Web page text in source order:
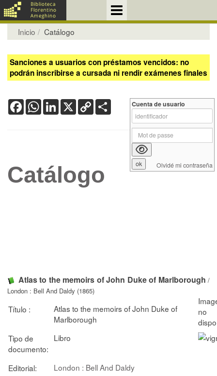
Inicio Catálogo
Sanciones a usuarios con préstamos vencidos: no
podrán inscribirse a cursada ni rendir exámenes finales
FacebookWhatsApp
LinkedIn
X Copy
Link
Catálogo
Atlas to the memoirs of John Duke of Marlborough /
London : Bell And Daldy (1865)
Título :
Atlas to the memoirs of John Duke of
Marlborough
Tipo de
documento:
Libro
Editorial:
London : Bell And Daldy
Cuenta de usuario
Olvidé mi contraseña